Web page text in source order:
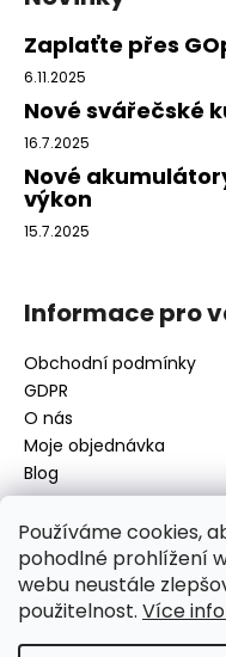
Používáme cookies,
pohodlné prohlížení
webu neustále
použitelnost. Více
Zaplaťte přes
6.11.2025
Nové svářečské
16.7.2025
Nové
výkon
15.7.2025
Informace pro
Obchodní podmínky
GDPR
O nás
Moje objednávka
Blog
Kontakt
disamsafety@
596 624 947